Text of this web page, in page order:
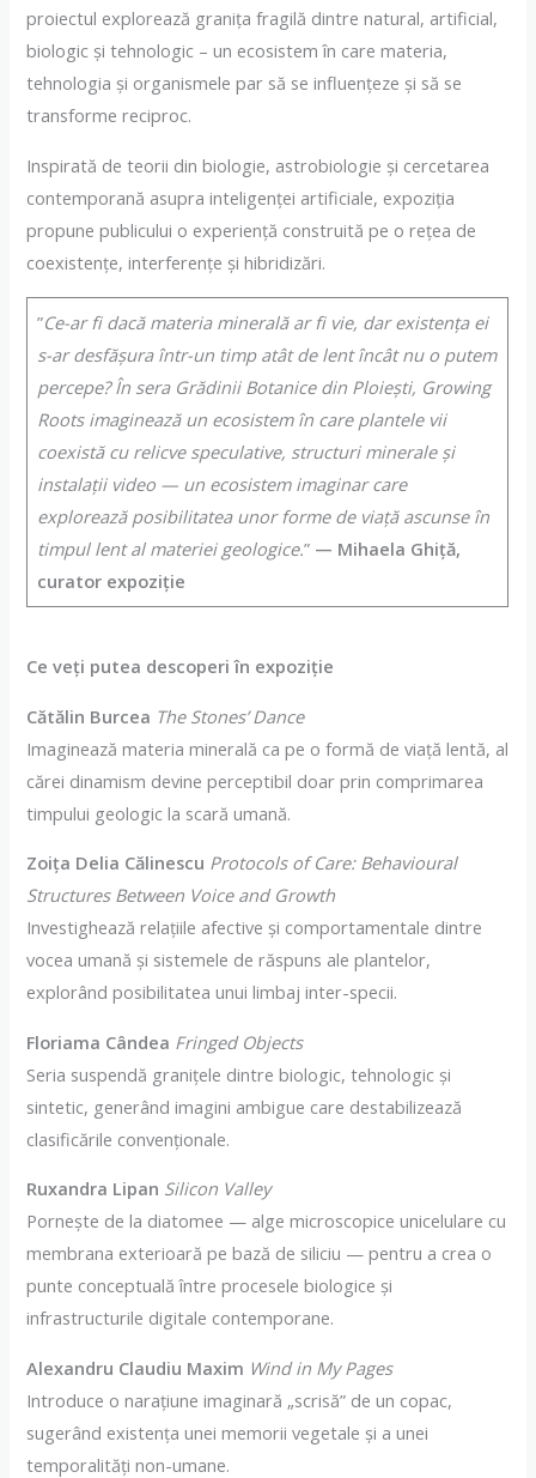
proiectul explorează granița fragilă dintre natural, artificial,
biologic și tehnologic – un ecosistem în care materia,
tehnologia și organismele par să se influențeze și să se
transforme reciproc.
Inspirată de teorii din biologie, astrobiologie și cercetarea
contemporană asupra inteligenței artificiale, expoziția
propune publicului o experiență construită pe o rețea de
coexistențe, interferențe și hibridizări.
”Ce-ar fi dacă materia minerală ar fi vie, dar existența ei
s-ar desfășura într-un timp atât de lent încât nu o putem
percepe? În sera Grădinii Botanice din Ploiești, Growing
Roots imaginează un ecosistem în care plantele vii
coexistă cu relicve speculative, structuri minerale și
instalații video — un ecosistem imaginar care
explorează posibilitatea unor forme de viață ascunse în
timpul lent al materiei geologice.” — Mihaela Ghiță,
curator expoziţie
Ce veți putea descoperi în expoziție
Cătălin Burcea The Stones’ Dance
Imaginează materia minerală ca pe o formă de viață lentă, al
cărei dinamism devine perceptibil doar prin comprimarea
timpului geologic la scară umană.
Zoița Delia Călinescu Protocols of Care: Behavioural
Structures Between Voice and Growth
Investighează relațiile afective și comportamentale dintre
vocea umană și sistemele de răspuns ale plantelor,
explorând posibilitatea unui limbaj inter-specii.
Floriama Cândea Fringed Objects
Seria suspendă granițele dintre biologic, tehnologic și
sintetic, generând imagini ambigue care destabilizează
clasificările convenționale.
Ruxandra Lipan Silicon Valley
Pornește de la diatomee — alge microscopice unicelulare cu
membrana exterioară pe bază de siliciu — pentru a crea o
punte conceptuală între procesele biologice și
infrastructurile digitale contemporane.
Alexandru Claudiu Maxim Wind in My Pages
Introduce o narațiune imaginară „scrisă” de un copac,
sugerând existența unei memorii vegetale și a unei
temporalități non-umane.